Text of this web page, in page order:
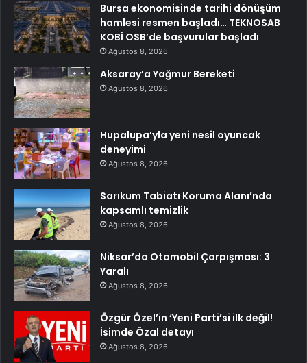
Bursa ekonomisinde tarihi dönüşüm
hamlesi resmen başladı… TEKNOSAB
KOBİ OSB’de başvurular başladı
Ağustos 8, 2026
Aksaray’a Yağmur Bereketi
Ağustos 8, 2026
Hupalupa’yla yeni nesil oyuncak
deneyimi
Ağustos 8, 2026
Sarıkum Tabiatı Koruma Alanı’nda
kapsamlı temizlik
Ağustos 8, 2026
Niksar’da Otomobil Çarpışması: 3
Yaralı
Ağustos 8, 2026
Özgür Özel’in ‘Yeni Parti’si ilk değil!
İsimde Özal detayı
Ağustos 8, 2026